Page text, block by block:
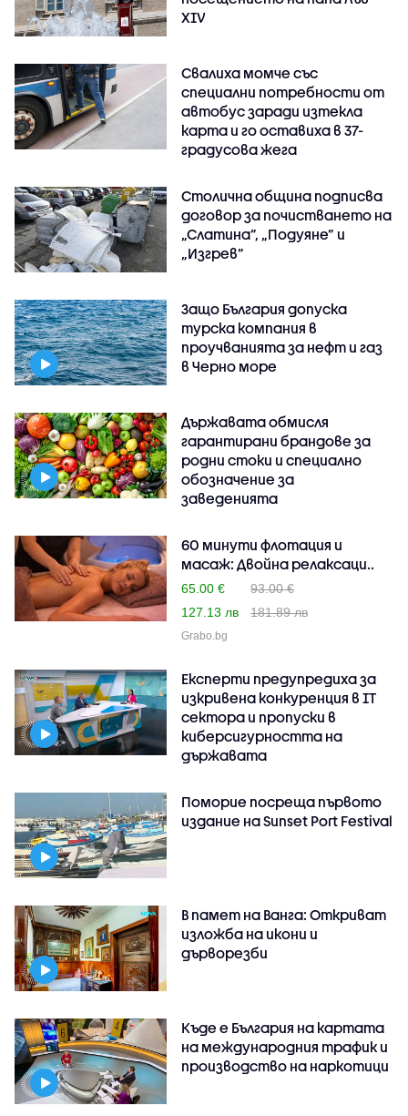
XIV
Свалиха момче със
специални потребности от
автобус заради изтекла
карта и го оставиха в 37-
градусова жега
Столична община подписва
договор за почистването на
„Слатина”, „Подуяне” и
„Изгрев”
Защо България допуска
турска компания в
проучванията за нефт и газ
в Черно море
Държавата обмисля
гарантирани брандове за
родни стоки и специално
обозначение за
заведенията
60 минути флотация и
масаж: Двойна релаксаци..
65.00 €
93.00 €
127.13 лв
181.89 лв
Grabo.bg
Експерти предупредиха за
изкривена конкуренция в IT
сектора и пропуски в
киберсигурността на
държавата
Поморие посреща първото
издание на Sunset Port Festival
В памет на Ванга: Откриват
изложба на икони и
дърворезби
Къде е България на картата
на международния трафик и
производство на наркотици